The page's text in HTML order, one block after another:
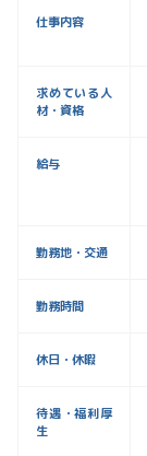
仕事内容
求めている人
材・資格
給与
勤務地・交通
勤務時間
休日・休暇
待遇・福利厚
生